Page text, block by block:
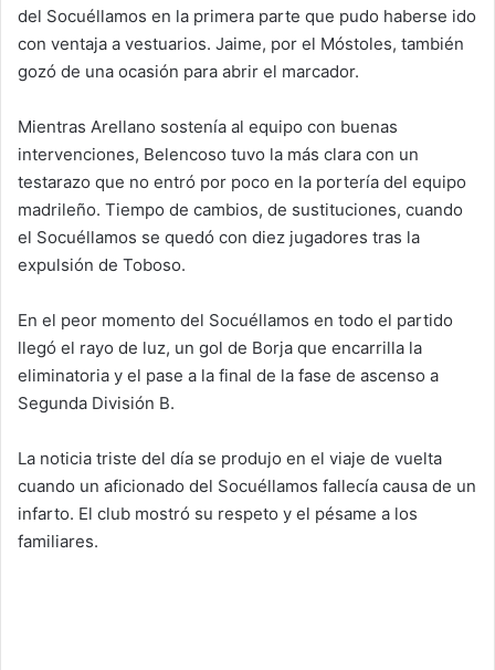
del Socuéllamos en la primera parte que pudo haberse ido
con ventaja a vestuarios. Jaime, por el Móstoles, también
gozó de una ocasión para abrir el marcador.
Mientras Arellano sostenía al equipo con buenas
intervenciones, Belencoso tuvo la más clara con un
testarazo que no entró por poco en la portería del equipo
madrileño. Tiempo de cambios, de sustituciones, cuando
el Socuéllamos se quedó con diez jugadores tras la
expulsión de Toboso.
En el peor momento del Socuéllamos en todo el partido
llegó el rayo de luz, un gol de Borja que encarrilla la
eliminatoria y el pase a la final de la fase de ascenso a
Segunda División B.
La noticia triste del día se produjo en el viaje de vuelta
cuando un aficionado del Socuéllamos fallecía causa de un
infarto. El club mostró su respeto y el pésame a los
familiares.